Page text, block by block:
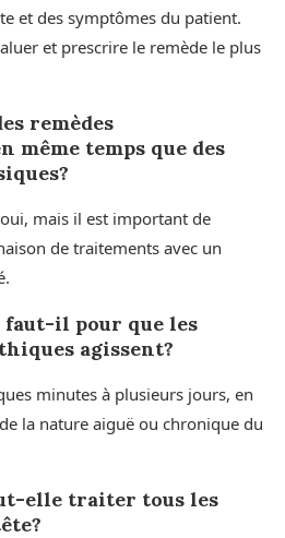
et des symptômes du patient.
et prescrire le remède le plus
remèdes
même temps que des
mais il est important de
de traitements avec un
faut-il pour que les
agissent?
minutes à plusieurs jours, en
la nature aiguë ou chronique du
elle traiter tous les